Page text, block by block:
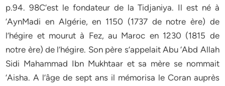
p.94. 98C’est le fondateur de la Tidjaniya. Il est né à
‘AynMadi en Algérie, en 1150 (1737 de notre ère) de
l’hégire et mourut à Fez, au Maroc en 1230 (1815 de
notre ère) de l’hégire. Son père s’appelait Abu ‘Abd Allah
Sidi Mahammad Ibn Mukhtaar et sa mère se nommait
‘Aisha. A l’âge de sept ans il mémorisa le Coran auprès